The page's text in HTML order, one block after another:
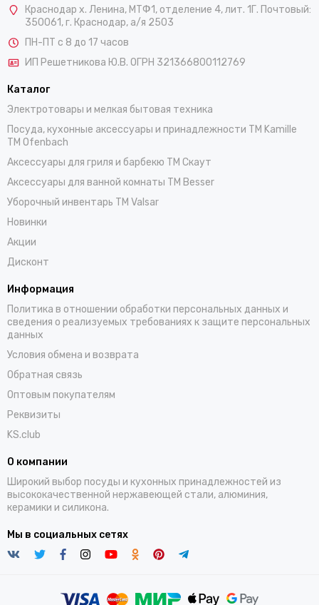
Краснодар х. Ленина, МТФ1, отделение 4, лит. 1Г. Почтовый:
350061, г. Краснодар, а/я 2503
ПН-ПТ с 8 до 17 часов
ИП Решетникова Ю.В. ОГРН 321366800112769
Каталог
Электротовары и мелкая бытовая техника
Посуда, кухонные аксессуары и принадлежности TM Kamille
TM Ofenbach
Аксессуары для гриля и барбекю TM Скаут
Аксессуары для ванной комнаты TM Besser
Уборочный инвентарь TM Valsar
Новинки
Акции
Дисконт
Информация
Политика в отношении обработки персональных данных и
сведения о реализуемых требованиях к защите персональных
данных
Условия обмена и возврата
Обратная связь
Оптовым покупателям
Реквизиты
KS.club
О компании
Широкий выбор посуды и кухонных принадлежностей из
высококачественной нержавеющей стали, алюминия,
керамики и силикона.
Мы в социальных сетях